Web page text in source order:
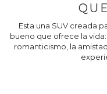
Esta una SUV creada
bueno que ofrece la
romanticismo, la